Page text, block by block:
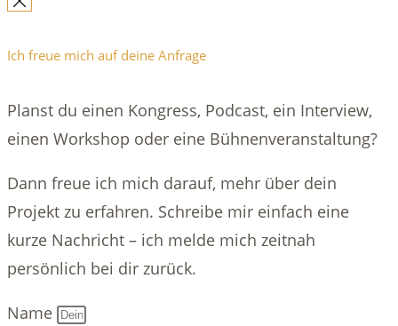
Ich freue mich auf deine Anfrage
Planst du einen Kongress, Podcast, ein Interview,
einen Workshop oder eine Bühnenveranstaltung?
Dann freue ich mich darauf, mehr über dein
Projekt zu erfahren. Schreibe mir einfach eine
kurze Nachricht – ich melde mich zeitnah
persönlich bei dir zurück.
Name